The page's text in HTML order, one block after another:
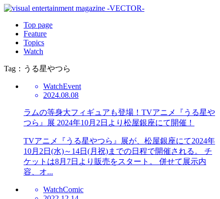
Top page
Feature
Topics
Watch
Tag：うる星やつら
WatchEvent
2024.08.08
ラムの等身大フィギュアも登場！TVアニメ『うる星や
つら』展 2024年10月2日より松屋銀座にて開催！
TVアニメ『うる星やつら』展が、松屋銀座にて2024年
10月2日(水)～14日(月祝)までの日程で開催される。 チ
ケットは8月7日より販売をスタート。 併せて展示内
容、オ...
WatchComic